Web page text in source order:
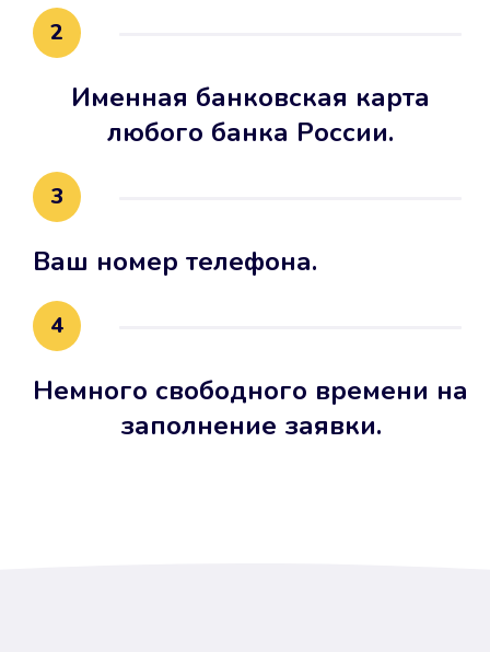
2
Именная банковская карта
любого банка России.
3
Ваш номер телефона.
4
Немного свободного времени на
заполнение заявки.